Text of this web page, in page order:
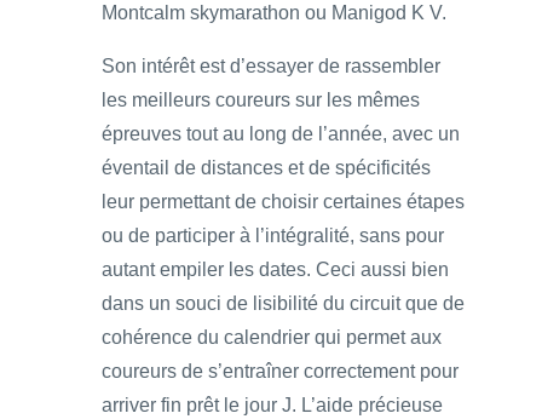
Montcalm skymarathon ou Manigod K V.
Son intérêt est d’essayer de rassembler
les meilleurs coureurs sur les mêmes
épreuves tout au long de l’année, avec un
éventail de distances et de spécificités
leur permettant de choisir certaines étapes
ou de participer à l’intégralité, sans pour
autant empiler les dates. Ceci aussi bien
dans un souci de lisibilité du circuit que de
cohérence du calendrier qui permet aux
coureurs de s’entraîner correctement pour
arriver fin prêt le jour J. L’aide précieuse